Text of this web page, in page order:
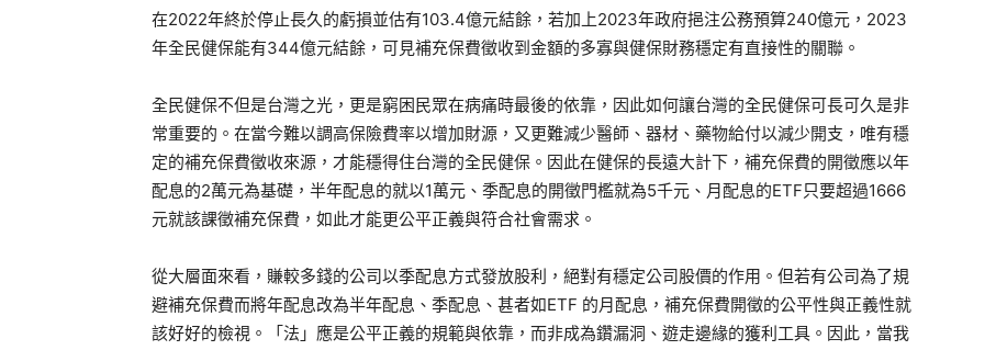
在2022年終於停止長久的虧損並估有103.4億元結餘，若加上2023年政府挹注公務預算240億元，2023
年全民健保能有344億元結餘，可見補充保費徵收到金額的多寡與健保財務穩定有直接性的關聯。
全民健保不但是台灣之光，更是窮困民眾在病痛時最後的依靠，因此如何讓台灣的全民健保可長可久是非
常重要的。在當今難以調高保險費率以增加財源，又更難減少醫師、器材、藥物給付以減少開支，唯有穩
定的補充保費徵收來源，才能穩得住台灣的全民健保。因此在健保的長遠大計下，補充保費的開徵應以年
配息的2萬元為基礎，半年配息的就以1萬元、季配息的開徵門檻就為5千元、月配息的ETF只要超過1666
元就該課徵補充保費，如此才能更公平正義與符合社會需求。
從大層面來看，賺較多錢的公司以季配息方式發放股利，絕對有穩定公司股價的作用。但若有公司為了規
避補充保費而將年配息改為半年配息、季配息、甚者如ETF 的月配息，補充保費開徵的公平性與正義性就
該好好的檢視。「法」應是公平正義的規範與依靠，而非成為鑽漏洞、遊走邊緣的獲利工具。因此，當我